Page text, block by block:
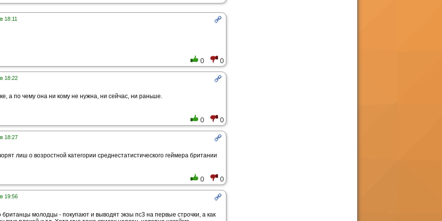
18:11
0 0
18:22
а по чему она ни кому не нужна, ни сейчас, ни раньше.
0 0
18:27
лиш о возростной категории среднестатистического геймера британии
0 0
19:56
британцы молодцы - покупают и выводят экзы пс3 на первые строчки, а как